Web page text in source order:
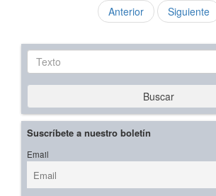
Anterior Siguiente
Texto
Buscar
Suscríbete a nuestro boletín
Email